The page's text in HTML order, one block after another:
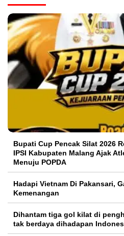
Bupati Cup Pencak Silat 2026
IPSI Kabupaten Malang Ajak
Menuju POPDA
Hadapi Vietnam Di Pakansari,
Kemenangan
Dihantam tiga gol kilat di
tak berdaya dihadapan